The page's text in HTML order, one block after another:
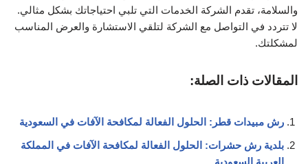
والسلامة، تقدم الشركة الخدمات التي تلبي احتياجاتك بشكل مثالي.
لا تتردد في التواصل مع الشركة لتلقي الاستشارة والعرض المناسب
لمشكلتك.
المقالات ذات الصلة:
رش مبيدات قطر: الحلول الفعالة لمكافحة الآفات في السعودية
بلدية رش حشرات: الحلول الفعالة لمكافحة الآفات في المملكة
العربية السعودية